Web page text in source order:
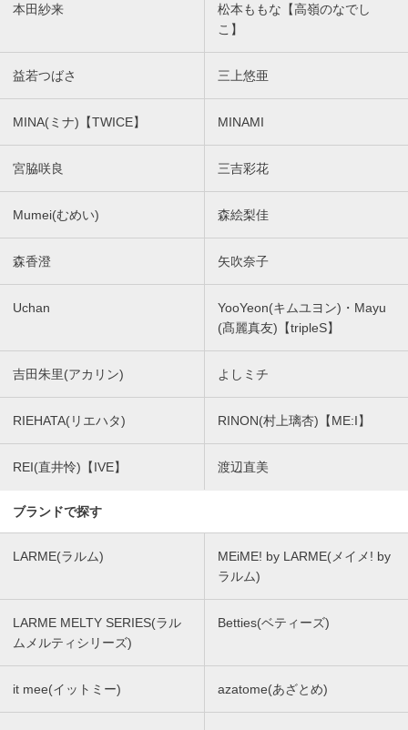
本田紗来
松本ももな【高嶺のなでし
こ】
益若つばさ 三上悠亜
MINA(ミナ)【TWICE】 MINAMI
宮脇咲良 三吉彩花
Mumei(むめい) 森絵梨佳
森香澄 矢吹奈子
Uchan
YooYeon(キムユヨン)・Mayu
(髙麗真友)【tripleS】
吉田朱里(アカリン) よしミチ
RIEHATA(リエハタ) RINON(村上璃杏)【ME:I】
REI(直井怜)【IVE】 渡辺直美
ブランドで探す
LARME(ラルム)
MEiME! by LARME(メイメ! by
ラルム)
LARME MELTY SERIES(ラル
ムメルティシリーズ)
Betties(ベティーズ)
it mee(イットミー) azatome(あざとめ)